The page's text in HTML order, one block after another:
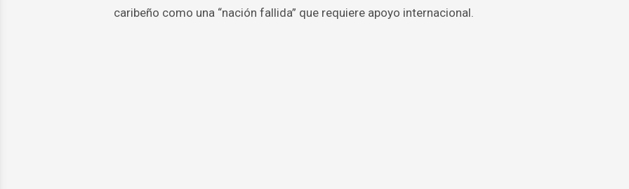
caribeño como una “nación fallida” que requiere apoyo internacional.